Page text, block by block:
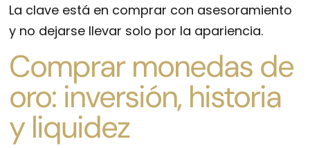
La clave está en comprar con asesoramiento
y no dejarse llevar solo por la apariencia.
Comprar monedas de
oro: inversión, historia
y liquidez